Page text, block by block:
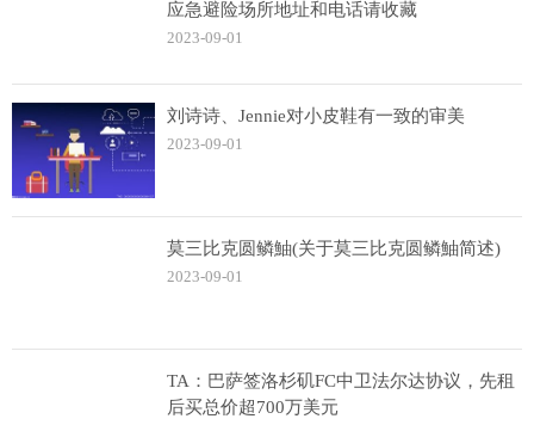
应急避险场所地址和电话请收藏
2023-09-01
刘诗诗、Jennie对小皮鞋有一致的审美
2023-09-01
莫三比克圆鳞鮋(关于莫三比克圆鳞鮋简述)
2023-09-01
TA：巴萨签洛杉矶FC中卫法尔达协议，先租
后买总价超700万美元